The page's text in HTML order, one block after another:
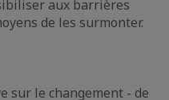
aux barrières
de les surmonter.
sur le changement - de